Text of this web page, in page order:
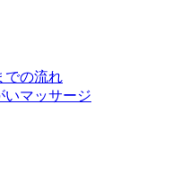
での流れ
いマッサージ